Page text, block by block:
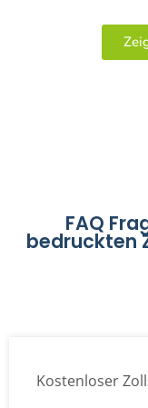
FAQ
bedruckten
Kostenloser